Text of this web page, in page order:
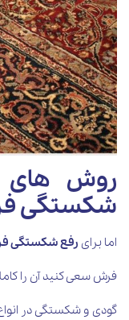
روش های
شکستگی
اما برای رفع شکستگی
فرش سعی کنید آن را
گودی و شکستگی در